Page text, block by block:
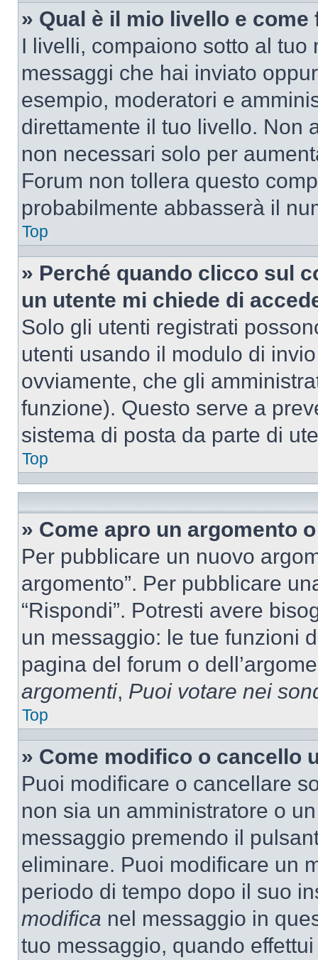
» Qual è il mio livello e
I livelli, compaiono sotto al
messaggi che hai inviato
esempio, moderatori e
direttamente il tuo livello. Non
non necessari solo per
Forum non tollera questo
probabilmente abbasserà il
Top
» Perché quando clicco sul
un utente mi chiede di
Solo gli utenti registrati
utenti usando il modulo di
ovviamente, che gli
funzione). Questo serve a
sistema di posta da parte di
Top
» Come apro un argomento
Per pubblicare un nuovo
argomento”. Per pubblicare
“Rispondi”. Potresti avere
un messaggio: le tue funzioni
pagina del forum o
argomenti, Puoi votare nei
Top
» Come modifico o cancello
Puoi modificare o cancellare
non sia un amministratore o
messaggio premendo il
eliminare. Puoi modificare un
periodo di tempo dopo il suo
modifica nel messaggio in
tuo messaggio, quando